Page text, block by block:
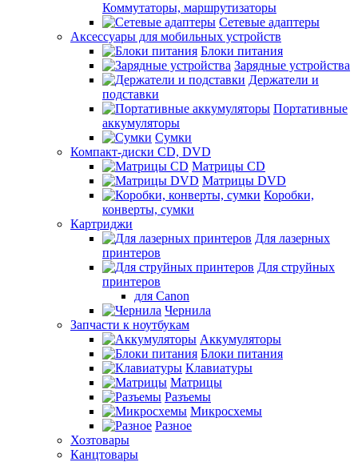
Коммутаторы, маршрутизаторы
Сетевые адаптеры
Аксессуары для мобильных устройств
Блоки питания
Зарядные устройства
Держатели и
подставки
Портативные
аккумуляторы
Сумки
Компакт-диски CD, DVD
Матрицы CD
Матрицы DVD
Коробки,
конверты, сумки
Картриджи
Для лазерных
принтеров
Для струйных
принтеров
для Canon
Чернила
Запчасти к ноутбукам
Аккумуляторы
Блоки питания
Клавиатуры
Матрицы
Разъемы
Микросхемы
Разное
Хозтовары
Канцтовары